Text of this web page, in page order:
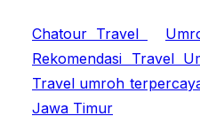
Chatour Travel
Rekomendasi Travel
Travel umroh
Jawa Timur